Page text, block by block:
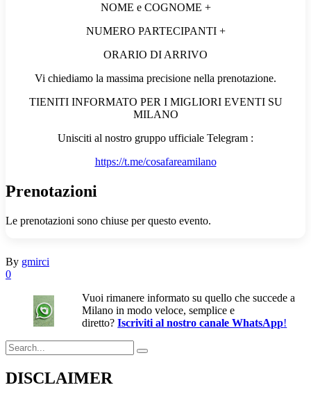
NOME e COGNOME +
NUMERO PARTECIPANTI +
ORARIO DI ARRIVO
Vi chiediamo la massima precisione nella prenotazione.
TIENITI INFORMATO PER I MIGLIORI EVENTI SU
MILANO
Unisciti al nostro gruppo ufficiale Telegram :
https://t.me/cosafareamilano
Prenotazioni
Le prenotazioni sono chiuse per questo evento.
By gmirci
0
Vuoi rimanere informato su quello che succede a
Milano in modo veloce, semplice e
diretto?Iscriviti al nostro canale WhatsApp!
Search
for:
DISCLAIMER